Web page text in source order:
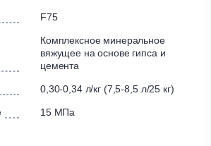
песок и
модифицирующие добавки.
на разделительном слое
F75
Комплексное минеральное
вяжущее на основе гипса и
цемента
0,30-0,34 л/кг (7,5-8,5 л/25 кг)
15 МПа